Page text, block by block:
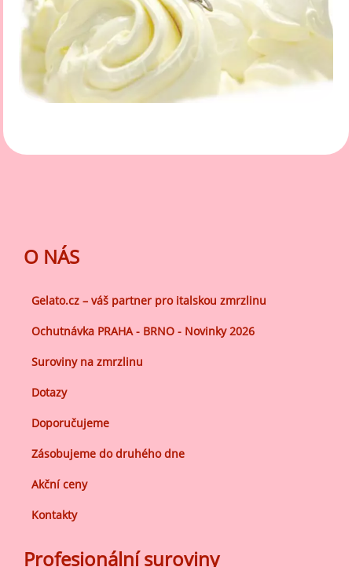
O NÁS
Gelato.cz – váš partner pro italskou zmrzlinu
Ochutnávka PRAHA - BRNO - Novinky 2026
Suroviny na zmrzlinu
Dotazy
Doporučujeme
Zásobujeme do druhého dne
Akční ceny
Kontakty
Profesionální suroviny